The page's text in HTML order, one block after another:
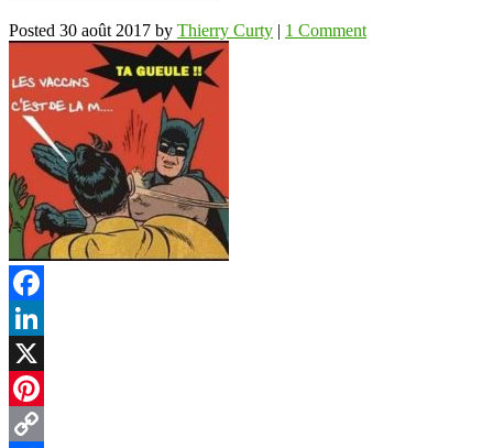
Posted 30 août 2017 by Thierry Curty | 1 Comment
Facebook
LinkedIn
X
Pinterest